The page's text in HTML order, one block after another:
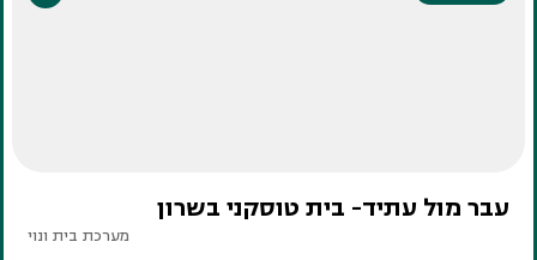
עבר מול עתיד- בית טוסקני בשרון
מערכת בית ונוי